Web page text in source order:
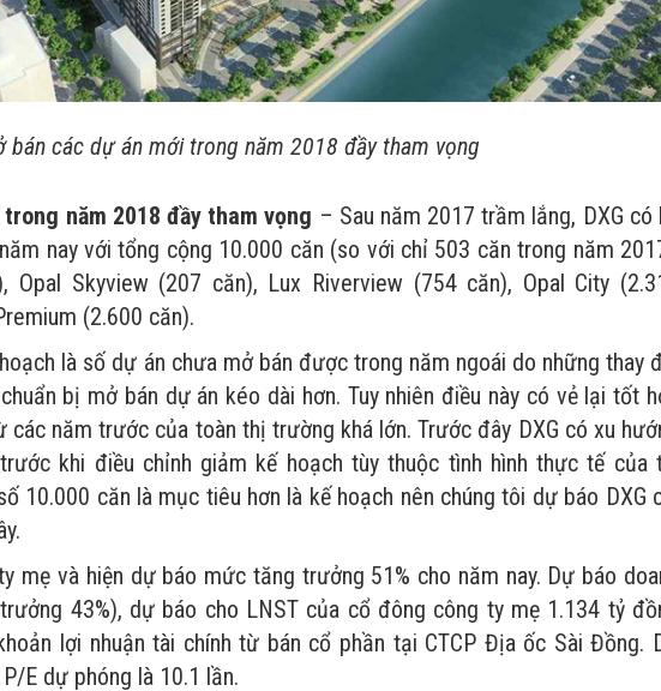
bán các dự án mới trong năm 2018 đầy tham vọng
năm 2018 đầy tham vọng – Sau năm 2017 trầm lắng, DXG có
nay với tổng cộng 10.000 căn (so với chỉ 503 căn trong năm
Opal Skyview (207 căn), Lux Riverview (754 căn), Opal City
(2.600 căn).
là số dự án chưa mở bán được trong năm ngoái do những thay
bị mở bán dự án kéo dài hơn. Tuy nhiên điều này có vẻ lại tốt
các năm trước của toàn thị trường khá lớn. Trước đây DXG có xu
khi điều chỉnh giảm kế hoạch tùy thuộc tình hình thực tế của
10.000 căn là mục tiêu hơn là kế hoạch nên chúng tôi dự báo DXG
mẹ và hiện dự báo mức tăng trưởng 51% cho năm nay. Dự báo
43%), dự báo cho LNST của cổ đông công ty mẹ 1.134 tỷ
lợi nhuận tài chính từ bán cổ phần tại CTCP Địa ốc Sài Đồng.
E dự phóng là 10.1 lần.